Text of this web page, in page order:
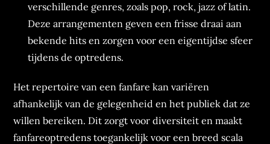
verschillende genres, zoals pop, rock, jazz of latin.
Deze arrangementen geven een frisse draai aan
bekende hits en zorgen voor een eigentijdse sfeer
tijdens de optredens.
Het repertoire van een fanfare kan variëren
afhankelijk van de gelegenheid en het publiek dat ze
willen bereiken. Dit zorgt voor diversiteit en maakt
fanfareoptredens toegankelijk voor een breed scala